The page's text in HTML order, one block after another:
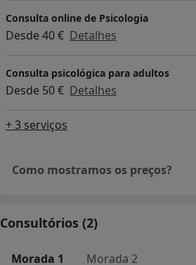
Consulta online de Psicologia
Desde 40 € Detalhes
Consulta psicológica para adultos
Desde 50 € Detalhes
+ 3 serviços
Como mostramos os preços?
Consultórios (2)
Morada 1 Morada 2